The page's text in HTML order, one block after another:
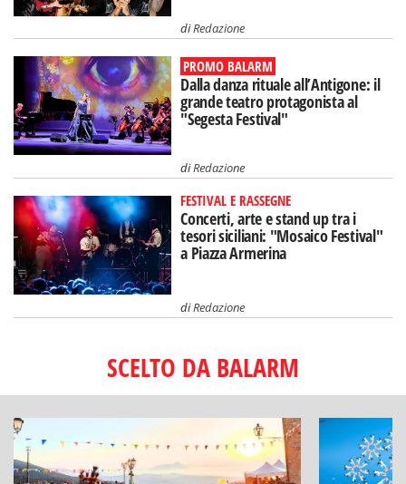
diRedazione
PROMO BALARM
Dalla danza rituale all’Antigone: il
grande teatro protagonista al
"Segesta Festival"
diRedazione
FESTIVAL E RASSEGNE
Concerti, arte e stand up tra i
tesori siciliani: "Mosaico Festival"
a Piazza Armerina
diRedazione
SCELTO DA BALARM